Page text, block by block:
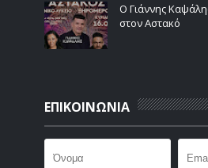
Ο Γιάννης
στον Αστακό
ΕΠΙΚΟΙΝΩΝΙΑ